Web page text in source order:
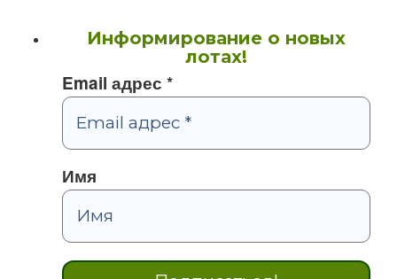
Информирование о новых
лотах!
Email адрес *
Имя